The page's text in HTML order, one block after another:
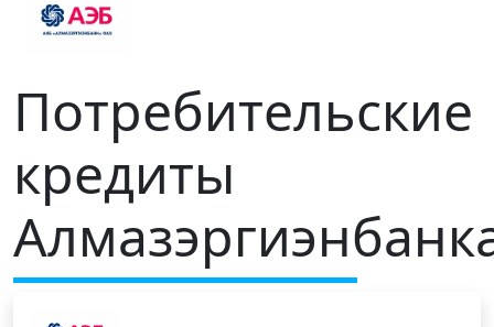
Потребительские
кредиты